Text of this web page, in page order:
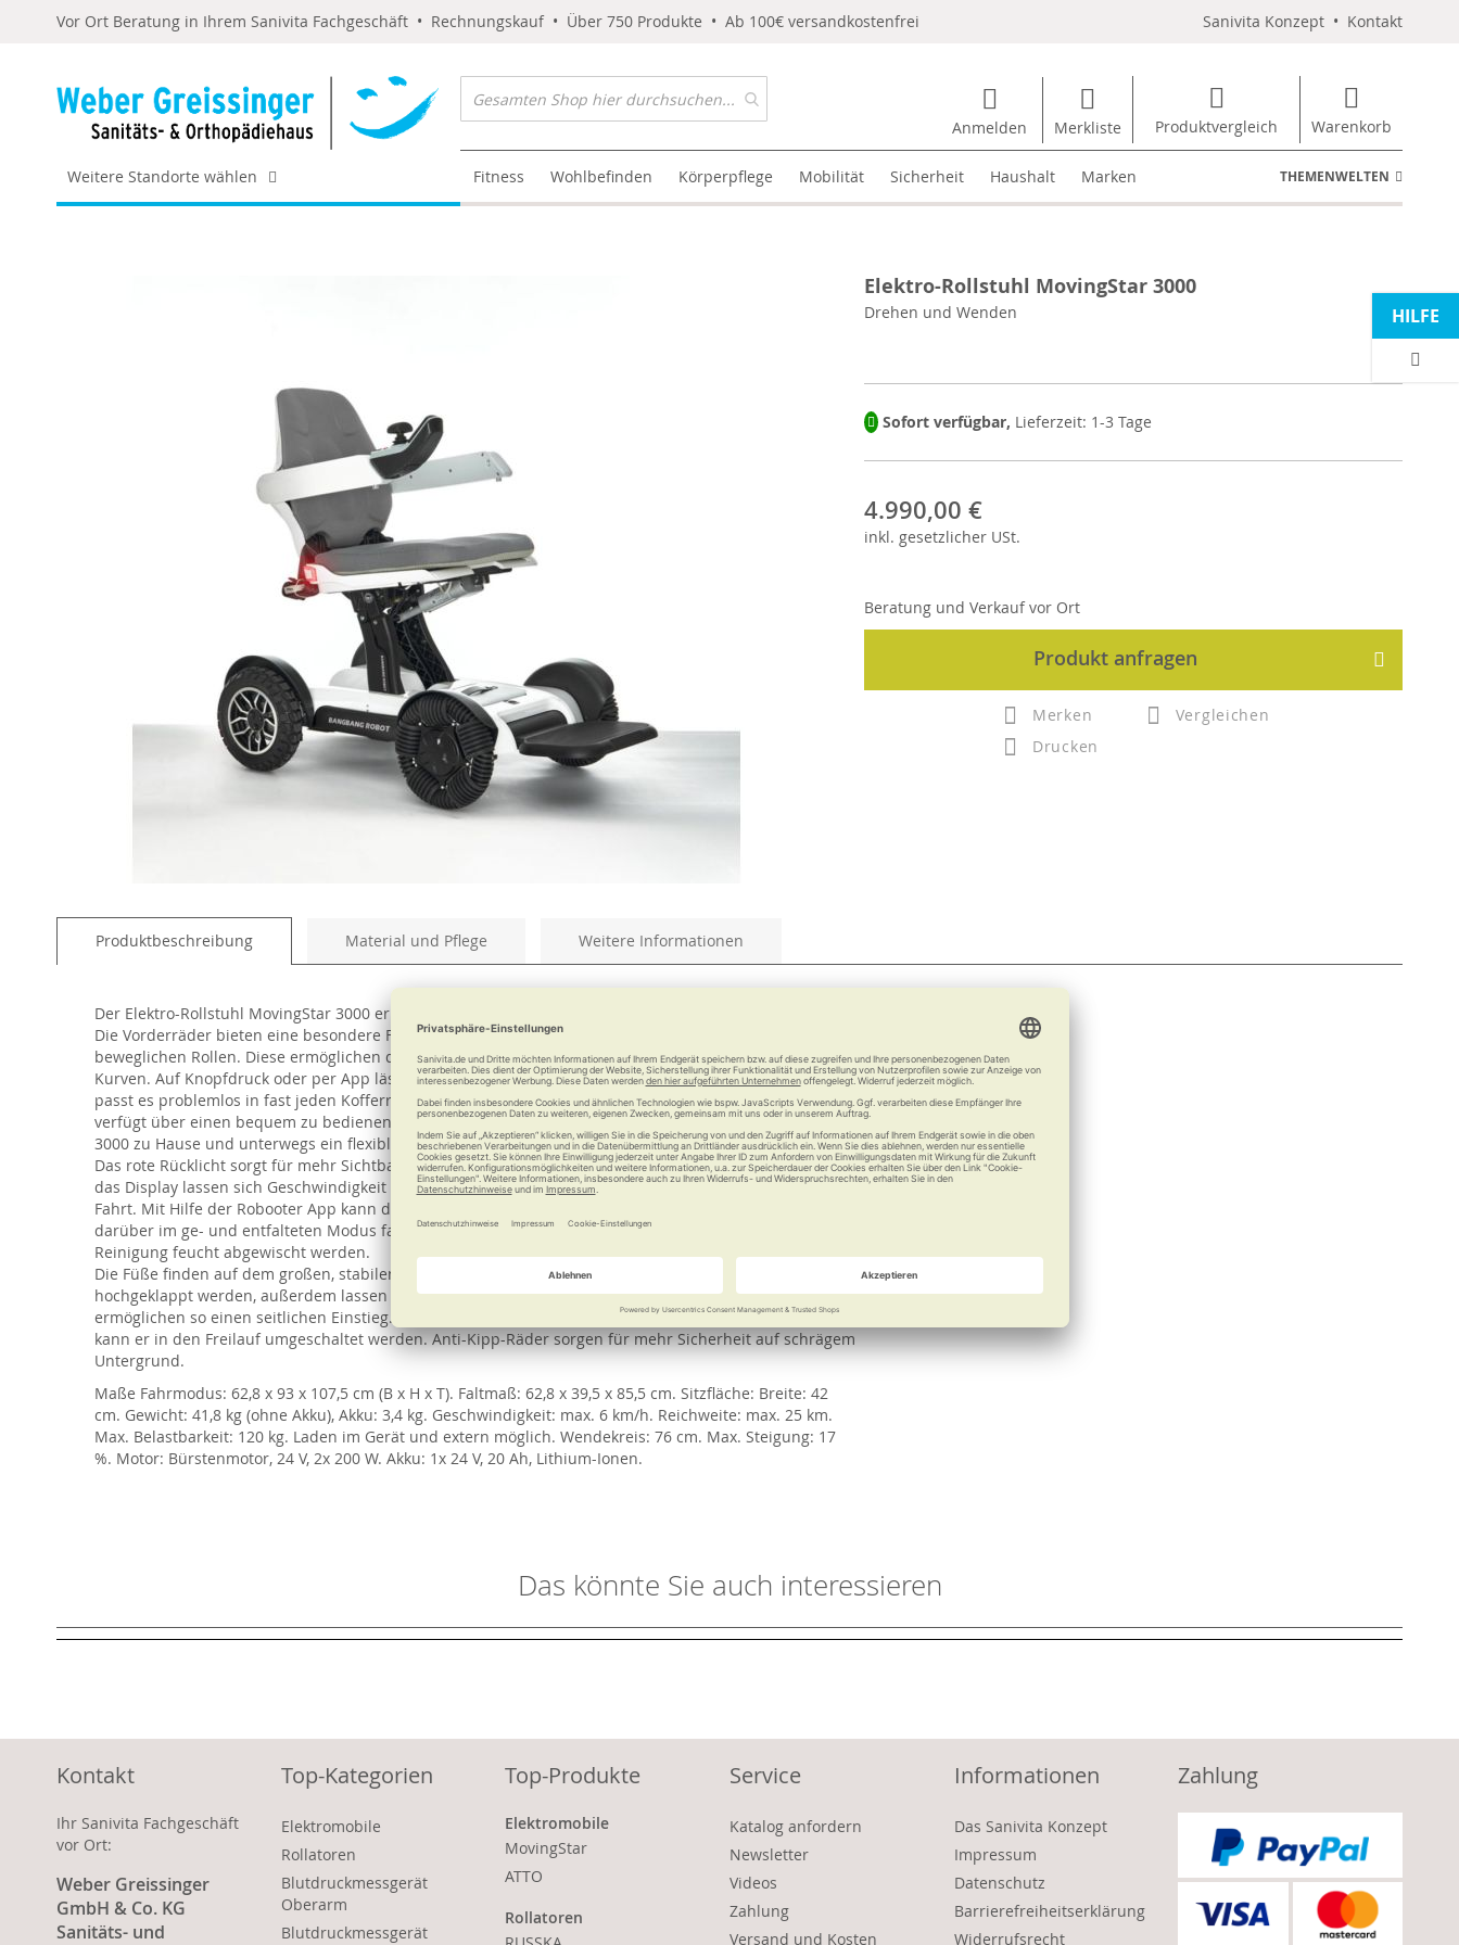
Vor Ort Beratung in Ihrem Sanivita Fachgeschäft • Rechnungskauf • Über 750 Produkte • Ab 100€ versandkostenfrei Sanivita Konzept • Kontakt
Anmelden Merkliste Produktvergleich Warenkorb
Weitere Standorte wählen Fitness Wohlbefinden Körperpflege Mobilität Sicherheit Haushalt Marken THEMENWELTEN
to
beginning
images
gallery
Elektro-Rollstuhl MovingStar 3000
Drehen und Wenden
Sofort verfügbar, Lieferzeit: 1-3 Tage
4.990,00 €
inkl. gesetzlicher USt.
Beratung und Verkauf vor Ort
Produkt anfragen
Merken
Vergleichen
Drucken
Produktbeschreibung Material und Pflege Weitere Informationen
Der Elektro-Rollstuhl MovingStar 3000 ermöglicht eine komfortable Mobilität und ist erstaunlich wendig.
Die Vorderräder bieten eine besondere Funktion: Jedes Vorderrad besteht in sich aus mehreren einzeln
beweglichen Rollen. Diese ermöglichen das Drehen auf der Stelle und erleichtern das Fahren um enge
Kurven. Auf Knopfdruck oder per App lässt sich dieses Modell kompakt zusammen falten. Dadurch
passt es problemlos in fast jeden Kofferraum. Die wahlweise rechts oder links montierbare Steuerung
verfügt über einen bequem zu bedienenden Joystick mit großer Handauflage. So ist der MovingStar
3000 zu Hause und unterwegs ein flexibler Begleiter.
Das rote Rücklicht sorgt für mehr Sichtbarkeit und kann wahlweise an- und ausgeschaltet werden. Über
das Display lassen sich Geschwindigkeit und Ladestand anzeigen. Ein Tempomat sorgt für entspannte
Fahrt. Mit Hilfe der Robooter App kann der MovingStar gefaltet und entfaltet werden. Außerdem ist er
darüber im ge- und entfalteten Modus fahrbar. Das gepolsterte Sitzkissen ist abnehmbar und kann zur
Reinigung feucht abgewischt werden.
Die Füße finden auf dem großen, stabilen Fußbrett Platz. Zum Ein- und Ausstieg kann das Fußbrett
hochgeklappt werden, außerdem lassen sich beide Armlehnen komplett nach hinten klappen und
ermöglichen so einen seitlichen Einstieg. Wenn der MovingStar 3000 einmal geschoben werden soll,
kann er in den Freilauf umgeschaltet werden. Anti-Kipp-Räder sorgen für mehr Sicherheit auf schrägem
Untergrund.
Maße Fahrmodus: 62,8 x 93 x 107,5 cm (B x H x T). Faltmaß: 62,8 x 39,5 x 85,5 cm. Sitzfläche: Breite: 42
cm. Gewicht: 41,8 kg (ohne Akku), Akku: 3,4 kg. Geschwindigkeit: max. 6 km/h. Reichweite: max. 25 km.
Max. Belastbarkeit: 120 kg. Laden im Gerät und extern möglich. Wendekreis: 76 cm. Max. Steigung: 17
%. Motor: Bürstenmotor, 24 V, 2x 200 W. Akku: 1x 24 V, 20 Ah, Lithium-Ionen.
Das könnte Sie auch interessieren
HILFE
Kontakt
Ihr Sanivita Fachgeschäft
vor Ort:
Weber Greissinger
GmbH & Co. KG
Sanitäts- und
Top-Kategorien
Elektromobile
Rollatoren
Blutdruckmessgerät
Oberarm
Blutdruckmessgerät
Top-Produkte
Elektromobile
MovingStar
ATTO
Rollatoren
Service
Katalog anfordern
Newsletter
Videos
Zahlung
Versand und Kosten
Informationen
Das Sanivita Konzept
Impressum
Datenschutz
Barrierefreiheitserklärung
Widerrufsrecht
Zahlung